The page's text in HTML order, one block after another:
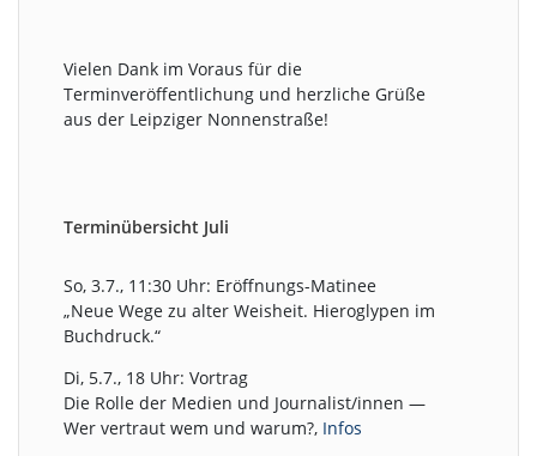
Vielen Dank im Voraus für die
Terminveröffentlichung und herzliche Grüße
aus der Leipziger Nonnenstraße!
Terminübersicht Juli
So, 3.7., 11:30 Uhr: Eröffnungs-Matinee
„Neue Wege zu alter Weisheit. Hieroglypen im
Buchdruck.“
Di, 5.7., 18 Uhr: Vortrag
Die Rolle der Medien und Journalist/innen —
Wer vertraut wem und warum?, Infos